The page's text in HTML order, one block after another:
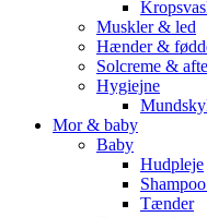
Muskler & led
Hænder &
Solcreme &
Hygiejne
Mor & baby
Baby
Hudpleje
Tænder